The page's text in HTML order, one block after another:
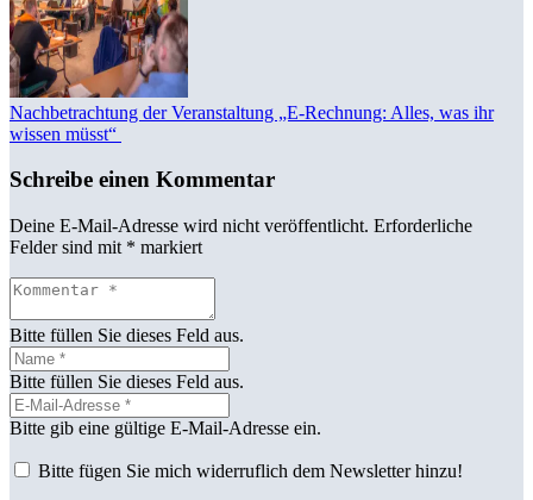
Nachbetrachtung der Veranstaltung „E-Rechnung: Alles, was ihr
wissen müsst“
Schreibe einen Kommentar
Deine E-Mail-Adresse wird nicht veröffentlicht. Erforderliche
Felder sind mit * markiert
Bitte füllen Sie dieses Feld aus.
Bitte füllen Sie dieses Feld aus.
Bitte gib eine gültige E-Mail-Adresse ein.
Bitte fügen Sie mich widerruflich dem Newsletter hinzu!